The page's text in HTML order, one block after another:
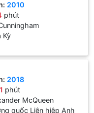
2010
phút
Kỳ
2018
phút
McQueen
quốc Liên hiệp Anh